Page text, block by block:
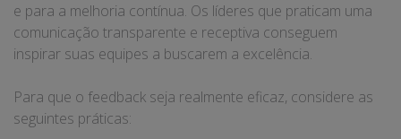
e para a melhoria contínua. Os líderes que praticam uma
comunicação transparente e receptiva conseguem
inspirar suas equipes a buscarem a excelência.
Para que o feedback seja realmente eficaz, considere as
seguintes práticas: